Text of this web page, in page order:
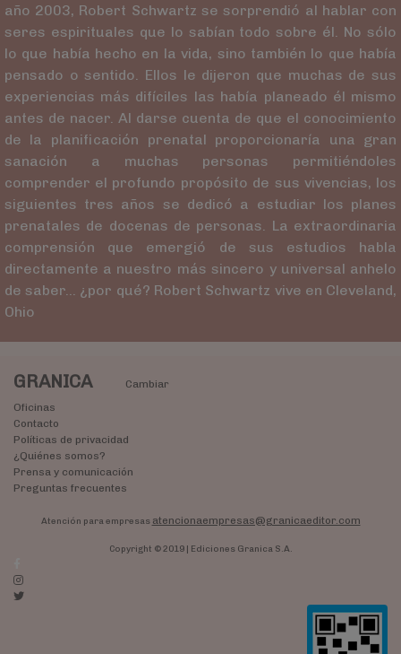
año 2003, Robert Schwartz se sorprendió al hablar con
seres espirituales que lo sabían todo sobre él. No sólo
lo que había hecho en la vida, sino también lo que había
pensado o sentido. Ellos le dijeron que muchas de sus
experiencias más difíciles las había planeado él mismo
antes de nacer. Al darse cuenta de que el conocimiento
de la planificación prenatal proporcionaría una gran
sanación a muchas personas permitiéndoles
comprender el profundo propósito de sus vivencias, los
siguientes tres años se dedicó a estudiar los planes
prenatales de docenas de personas. La extraordinaria
comprensión que emergió de sus estudios habla
directamente a nuestro más sincero y universal anhelo
de saber... ¿por qué? Robert Schwartz vive en Cleveland,
Ohio
GRANICA
Cambiar
Oficinas
Contacto
Políticas de privacidad
¿Quiénes somos?
Prensa y comunicación
Preguntas frecuentes
Atención para empresas atencionaempresas@granicaeditor.com
Copyright © 2019 | Ediciones Granica S.A.